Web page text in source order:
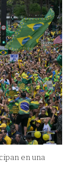
en una